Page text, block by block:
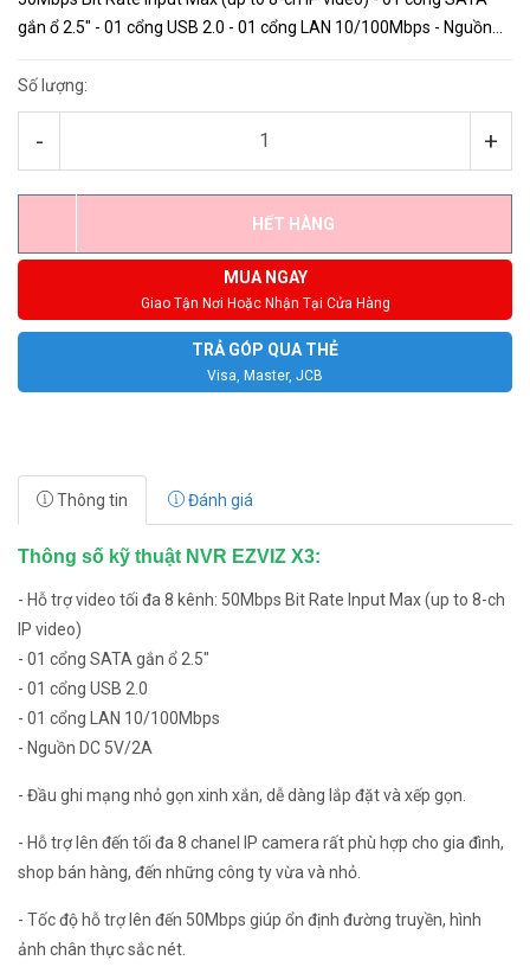
gắn ổ 2.5" - 01 cổng USB 2.0 - 01 cổng LAN 10/100Mbps - Nguồn
Số lượng:
- +
HẾT HÀNG
MUA NGAY
Giao Tận Nơi Hoặc Nhận Tại Cửa Hàng
TRẢ GÓP QUA THẺ
Visa, Master, JCB
Thông tin Đánh giá
Thông số kỹ thuật NVR EZVIZ X3:
- Hỗ trợ video tối đa 8 kênh: 50Mbps Bit Rate Input Max (up to 8-ch
IP video)
- 01 cổng SATA gắn ổ 2.5"
- 01 cổng USB 2.0
- 01 cổng LAN 10/100Mbps
- Nguồn DC 5V/2A
- Đầu ghi mạng nhỏ gọn xinh xắn, dễ dàng lắp đặt và xếp gọn.
- Hỗ trợ lên đến tối đa 8 chanel IP camera rất phù hợp cho gia đình,
shop bán hàng, đến những công ty vừa và nhỏ.
- Tốc độ hỗ trợ lên đến 50Mbps giúp ổn định đường truyền, hình
ảnh chân thực sắc nét.